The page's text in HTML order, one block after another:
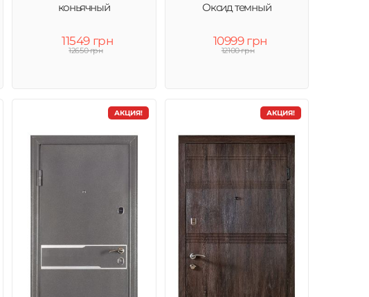
коньячный
11549 грн
12650 грн
Оксид темный
10999 грн
12100 грн
АКЦИЯ! АКЦИЯ!